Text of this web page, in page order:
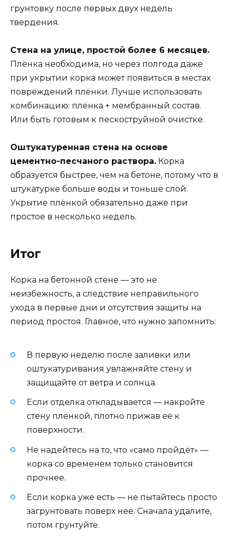
грунтовку после первых двух недель
твердения.
Стена на улице, простой более 6 месяцев.
Плёнка необходима, но через полгода даже
при укрытии корка может появиться в местах
повреждений плёнки. Лучше использовать
комбинацию: плёнка + мембранный состав.
Или быть готовым к пескоструйной очистке.
Оштукатуренная стена на основе
цементно-песчаного раствора. Корка
образуется быстрее, чем на бетоне, потому что в
штукатурке больше воды и тоньше слой.
Укрытие плёнкой обязательно даже при
простое в несколько недель.
Итог
Корка на бетонной стене — это не
неизбежность, а следствие неправильного
ухода в первые дни и отсутствия защиты на
период простоя. Главное, что нужно запомнить:
В первую неделю после заливки или
оштукатуривания увлажняйте стену и
защищайте от ветра и солнца.
Если отделка откладывается — накройте
стену плёнкой, плотно прижав её к
поверхности.
Не надейтесь на то, что «само пройдёт» —
корка со временем только становится
прочнее.
Если корка уже есть — не пытайтесь просто
загрунтовать поверх неё. Сначала удалите,
потом грунтуйте.